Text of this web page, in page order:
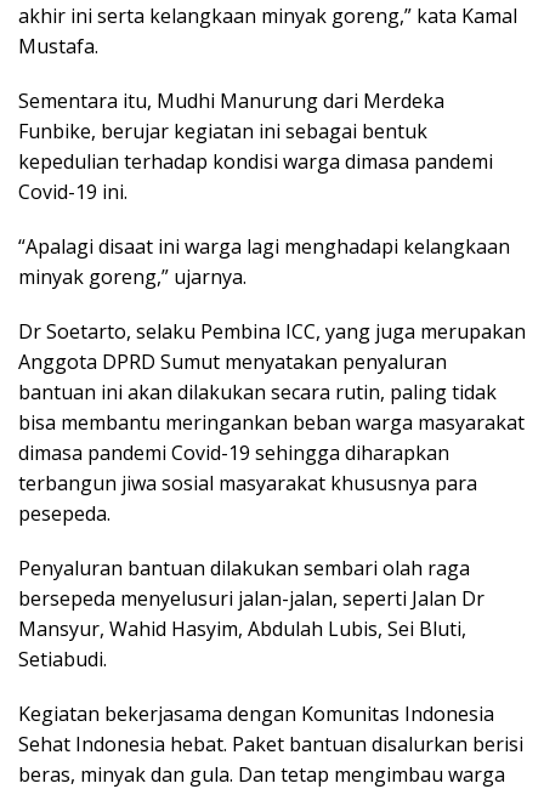
akhir ini serta kelangkaan minyak goreng,” kata Kamal
Mustafa.
Sementara itu, Mudhi Manurung dari Merdeka
Funbike, berujar kegiatan ini sebagai bentuk
kepedulian terhadap kondisi warga dimasa pandemi
Covid-19 ini.
“Apalagi disaat ini warga lagi menghadapi kelangkaan
minyak goreng,” ujarnya.
Dr Soetarto, selaku Pembina ICC, yang juga merupakan
Anggota DPRD Sumut menyatakan penyaluran
bantuan ini akan dilakukan secara rutin, paling tidak
bisa membantu meringankan beban warga masyarakat
dimasa pandemi Covid-19 sehingga diharapkan
terbangun jiwa sosial masyarakat khususnya para
pesepeda.
Penyaluran bantuan dilakukan sembari olah raga
bersepeda menyelusuri jalan-jalan, seperti Jalan Dr
Mansyur, Wahid Hasyim, Abdulah Lubis, Sei Bluti,
Setiabudi.
Kegiatan bekerjasama dengan Komunitas Indonesia
Sehat Indonesia hebat. Paket bantuan disalurkan berisi
beras, minyak dan gula. Dan tetap mengimbau warga